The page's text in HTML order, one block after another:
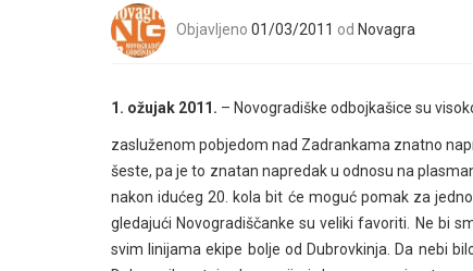
Objavljeno 01/03/2011 od Novagra
1. ožujak 2011. – Novogradiške odbojkašice su
zasluženom pobjedom nad Zadrankama znatno
šeste, pa je to znatan napredak u odnosu na
nakon idućeg 20. kola bit će moguć pomak za
gledajući Novogradiščanke su veliki favoriti. Ne bi
svim linijama ekipe bolje od Dubrovkinja. Da nebi